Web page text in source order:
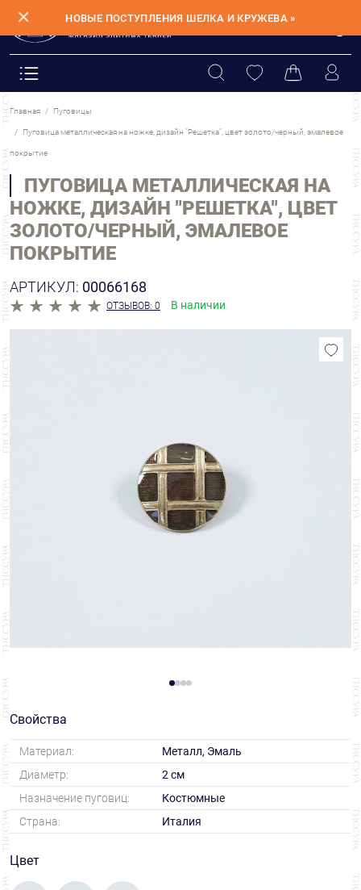
✕ НОВЫЕ ПОСТУПЛЕНИЯ ШЕЛКА И КРУЖЕВА »
Главная Пуговицы
Пуговица металлическая на ножке, дизайн "Решетка", цвет золото/черный, эмалевое
покрытие
ПУГОВИЦА МЕТАЛЛИЧЕСКАЯ НА
НОЖКЕ, ДИЗАЙН "РЕШЕТКА", ЦВЕТ
ЗОЛОТО/ЧЕРНЫЙ, ЭМАЛЕВОЕ
ПОКРЫТИЕ
АРТИКУЛ: 00066168
ОТЗЫВОВ: 0 В наличии
Свойства
Материал:
Металл, Эмаль
Диаметр:
2 см
Назначение пуговиц:
Костюмные
Страна:
Италия
Цвет